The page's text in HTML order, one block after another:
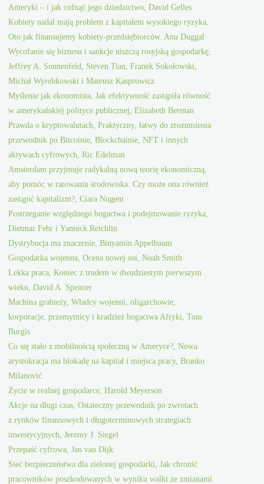
Ameryki – i jak cofnąć jego dziedzictwo, David Gelles
Kobiety nadal mają problem z kapitałem wysokiego ryzyka,
Oto jak finansujemy kobiety-przedsiębiorców. Anu Duggal
Wycofanie się biznesu i sankcje niszczą rosyjską gospodarkę,
Jeffrey A. Sonnenfeld, Steven Tian, Franek Sokołowski,
Michał Wyrebkowski i Mateusz Kasprowicz
Myślenie jak ekonomista, Jak efektywność zastąpiła równość
w amerykańskiej polityce publicznej, Elizabeth Berman
Prawda o kryptowalutach, Praktyczny, łatwy do zrozumienia
przewodnik po Bitcoinie, Blockchainie, NFT i innych
aktywach cyfrowych, Ric Edelman
Amsterdam przyjmuje radykalną nową teorię ekonomiczną,
aby pomóc w ratowaniu środowiska. Czy może ona również
zastąpić kapitalizm?, Ciara Nugent
Postrzeganie względnego bogactwa i podejmowanie ryzyka,
Dietmar Fehr i Yannick Reichlin
Dystrybucja ma znaczenie, Binyamin Appelbaum
Gospodarka wojenna, Ocena nowej osi, Noah Smith
Lekka praca, Koniec z trudem w dwudziestym pierwszym
wieku, David A. Spencer
Machina grabieży, Władcy wojenni, oligarchowie,
korporacje, przemytnicy i kradzież bogactwa Afryki, Tom
Burgis
Co się stało z mobilnością społeczną w Ameryce?, Nowa
arystokracja ma blokadę na kapitał i miejsca pracy, Branko
Milanović
Życie w realnej gospodarce, Harold Meyerson
Akcje na długi czas, Ostateczny przewodnik po zwrotach
z rynków finansowych i długoterminowych strategiach
inwestycyjnych, Jeremy J. Siegel
Przepaść cyfrowa, Jan van Dijk
Sieć bezpieczeństwa dla zielonej gospodarki, Jak chronić
pracowników poszkodowanych w wyniku walki ze zmianami